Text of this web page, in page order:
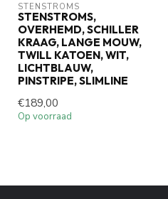
STENSTROMS
STENSTROMS,
OVERHEMD, SCHILLER
KRAAG, LANGE MOUW,
TWILL KATOEN, WIT,
LICHTBLAUW,
PINSTRIPE, SLIMLINE
€189,00
Op voorraad